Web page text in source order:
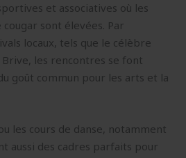
et associatives où les
sont élevées. Par
locaux, tels que le célèbre
les rencontres se font
goût commun pour les arts et la
les cours de danse, notamment
aussi des cadres parfaits pour